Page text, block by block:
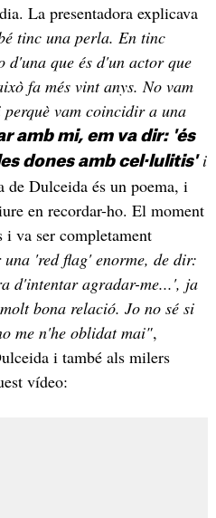
La presentadora explicava
tinc una perla. En tinc
d'una que és d'un actor que
fa més vint anys. No vam
vam coincidir a una
amb mi, em va dir: 'és
dones amb cel·lulitis'i
de Dulceida és un poema, i
en recordar-ho. El moment
i va ser completament
una 'red flag' enorme, de dir:
d'intentar agradar-me...', ja
bona relació. Jo no sé si
me n'he oblidat mai",
i també als milers
vídeo: